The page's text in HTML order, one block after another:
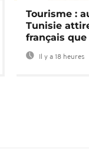
Tourisme :
Tunisie
français que
Il y a 18 heures